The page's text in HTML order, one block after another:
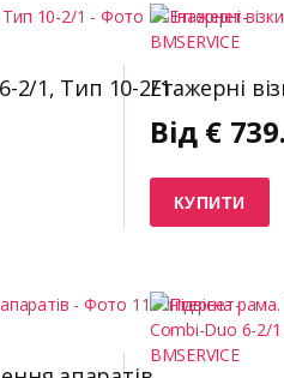
2/1, Тип 10-2/1Етажерні
Від €
КУПИТИ